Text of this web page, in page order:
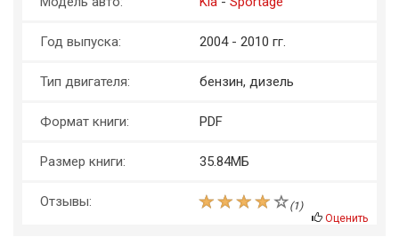
Год выпуска: 2004 - 2010 гг.
Тип двигателя: бензин, дизель
Формат книги: PDF
Размер книги: 35.84МБ
Отзывы: (1)
Оценить